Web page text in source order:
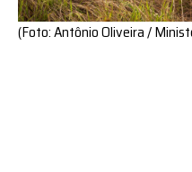
(Foto: Antônio Oliveira /